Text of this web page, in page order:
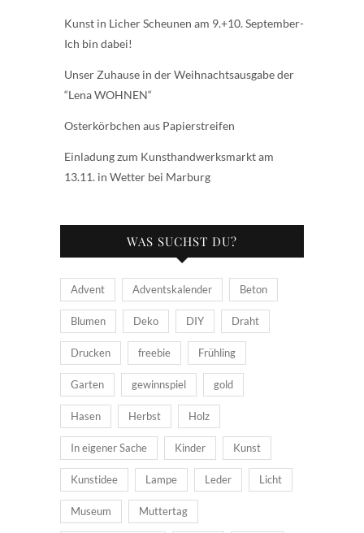
Kunst in Licher Scheunen am 9.+10. September-
Ich bin dabei!
Unser Zuhause in der Weihnachtsausgabe der
“Lena WOHNEN“
Osterkörbchen aus Papierstreifen
Einladung zum Kunsthandwerksmarkt am
13.11. in Wetter bei Marburg
WAS SUCHST DU?
Advent Adventskalender Beton
Blumen Deko DIY Draht
Drucken freebie Frühling
Garten gewinnspiel gold
Hasen Herbst Holz
In eigener Sache Kinder Kunst
Kunstidee Lampe Leder Licht
Museum Muttertag